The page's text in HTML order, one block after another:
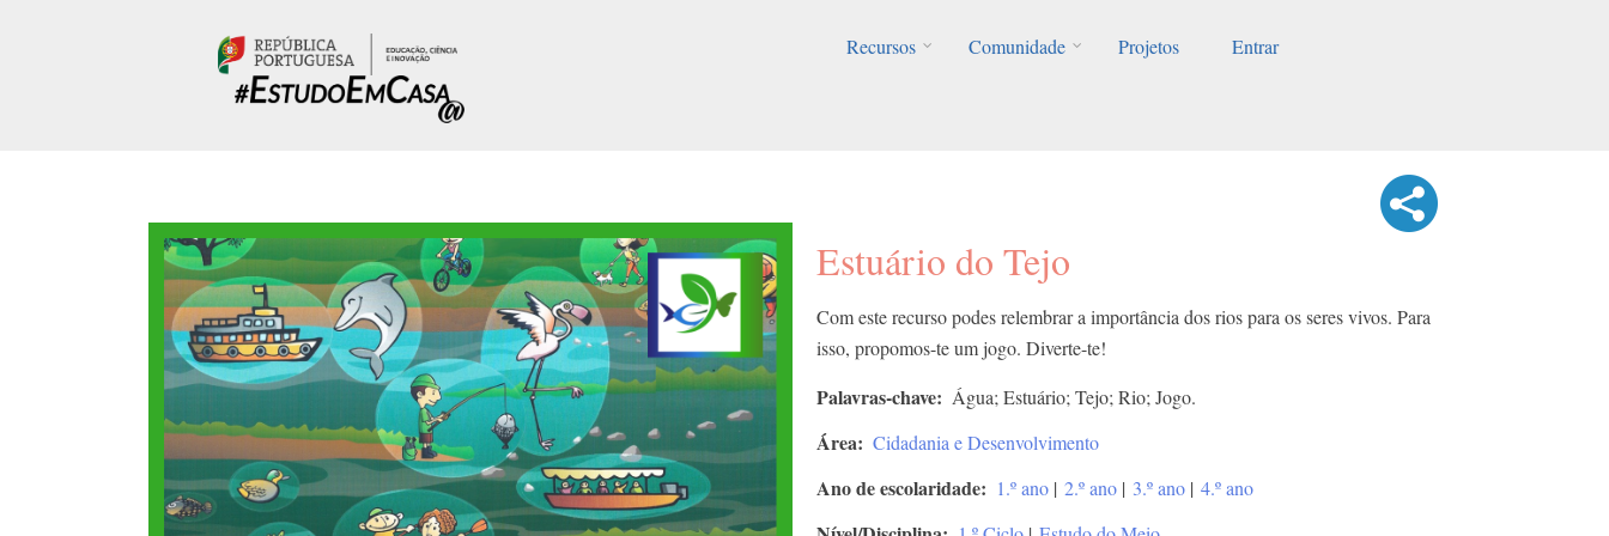
Recursos
Comunidade Projetos Entrar
Estuário do Tejo
Com este recurso podes relembrar a importância dos rios para os seres vivos. Para
isso, propomos-te um jogo. Diverte-te!
Palavras-chave Água; Estuário; Tejo; Rio; Jogo.
Área Cidadania e Desenvolvimento
Ano de escolaridade 1.º ano | 2.º ano | 3.º ano | 4.º ano